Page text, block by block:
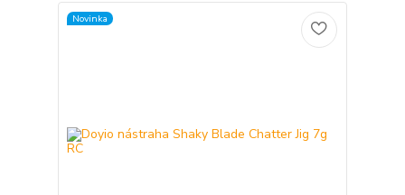
Novinka